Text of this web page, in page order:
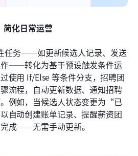
简化日常运营
任务——如更新候选人记录、发送
——转化为基于预设触发条件运
使用 If/Else 等条件分支，招聘团
流程，自动更新数据、通知招聘
例如，当候选人状态变更为“已
自动创建账单记录、提醒薪资团
成——无需手动更新。